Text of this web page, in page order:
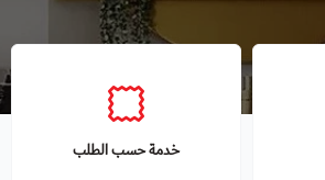
خدمة حسب الطلب